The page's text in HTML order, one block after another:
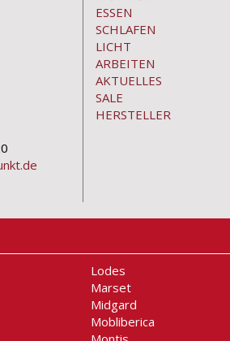
ESSEN
SCHLAFEN
LICHT
ARBEITEN
AKTUELLES
SALE
HERSTELLER
Lodes
Marset
Midgard
Mobliberica